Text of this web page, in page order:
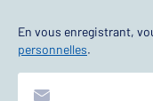
En vous enregistrant,
personnelles.